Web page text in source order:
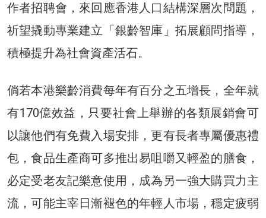
作者招聘會，來回應香港人口結構深層次問題，
祈望撬動專業建立「銀齡智庫」拓展顧問指導，
積極提升為社會資產活石。
倘若本港樂齡消費每年有百分之五增長，全年就
有170億效益，只要社會上舉辦的各類展銷會可
以讓他們有免費入場安排，更有長者專屬優惠禮
包，食品生產商可多推出易咀嚼又輕盈的膳食，
必定受老友記樂意使用，成為另一強大購買力主
流，可能主宰日漸褪色的年輕人市場，穩定疲弱